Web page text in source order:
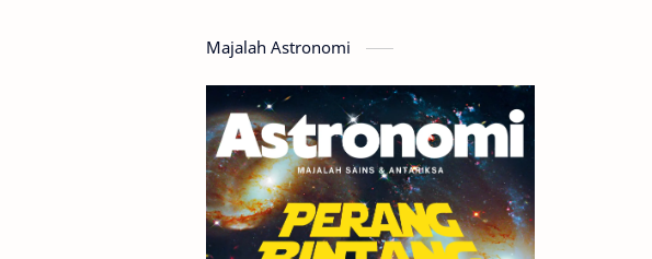
Aurora Supernova
Nebula Sponsored
Matahari Mars
Planet Katai Featured
Majalah Astronomi